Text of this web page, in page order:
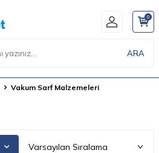
ARA
0
Vakum Sarf Malzemeleri